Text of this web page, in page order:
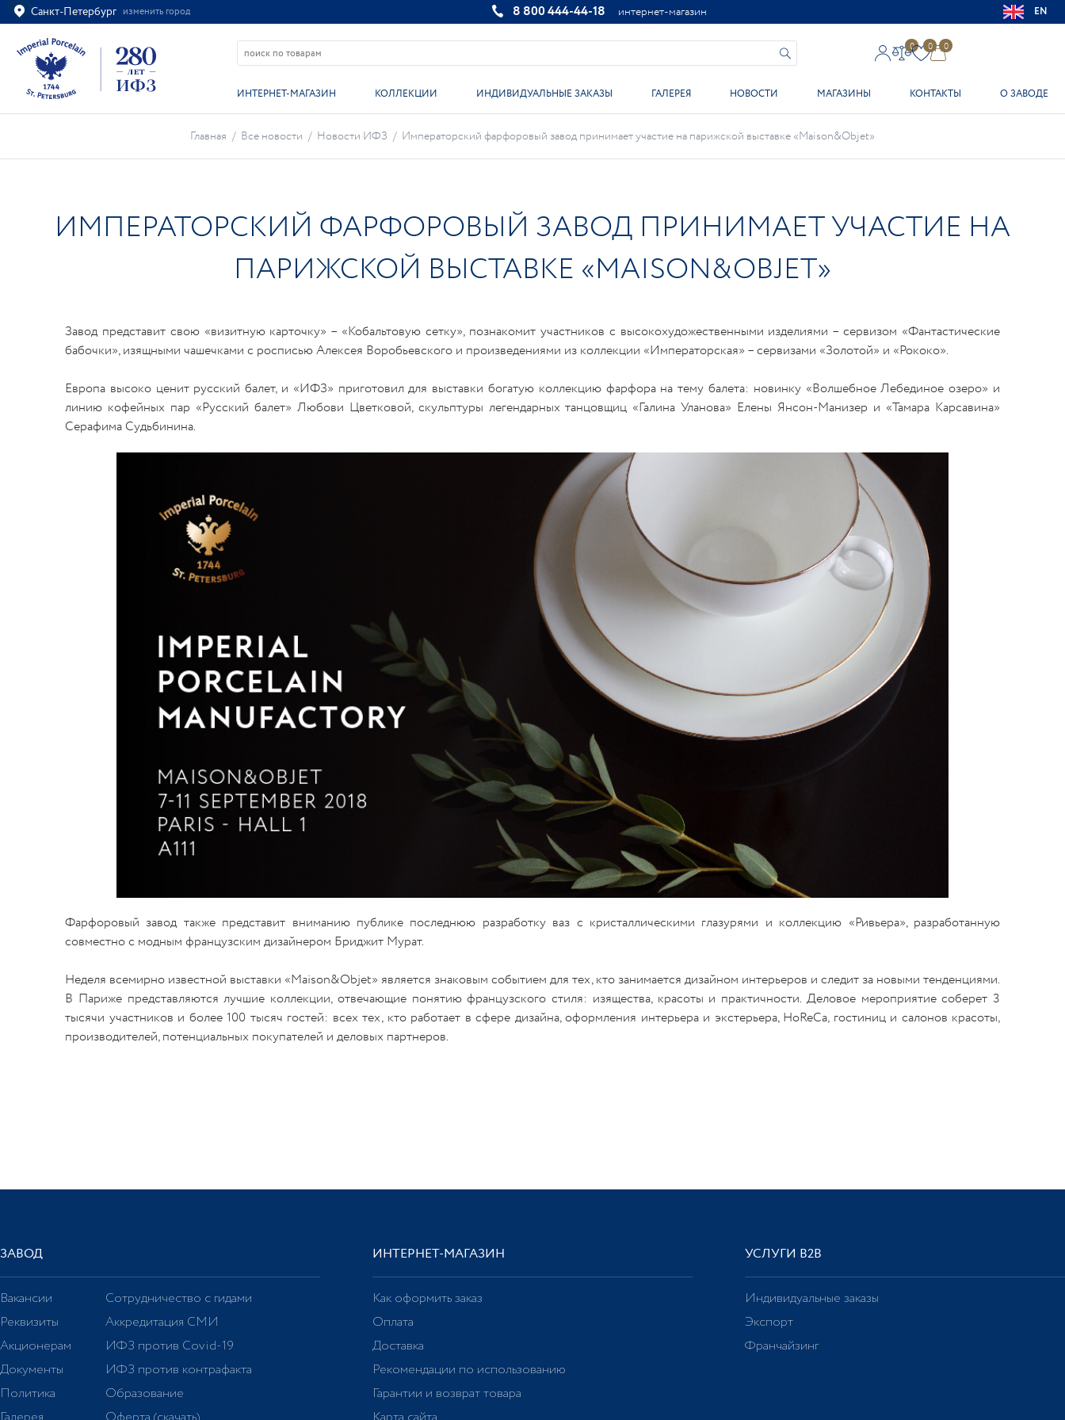
Санкт-Петербург изменить город
Ваш город Санкт-Петербург?
ВСЁ ВЕРНО ИЗМЕНИТЬ
8 800 444-44-18 интернет-магазин EN
0 0 0
ИНТЕРНЕТ-МАГАЗИН КОЛЛЕКЦИИ ИНДИВИДУАЛЬНЫЕ ЗАКАЗЫ ГАЛЕРЕЯ НОВОСТИ МАГАЗИНЫ КОНТАКТЫ О ЗАВОДЕ
Главная / Все новости / Новости ИФЗ / Императорский фарфоровый завод принимает участие на парижской выставке «Maison&Objet»
ИМПЕРАТОРСКИЙ ФАРФОРОВЫЙ ЗАВОД ПРИНИМАЕТ УЧАСТИЕ НА
ПАРИЖСКОЙ ВЫСТАВКЕ «MAISON&OBJET»
Завод представит свою «визитную карточку» – «Кобальтовую сетку», познакомит участников с высокохудожественными изделиями – сервизом «Фантастические
бабочки», изящными чашечками с росписью Алексея Воробьевского и произведениями из коллекции «Императорская» – сервизами «Золотой» и «Рококо».
Европа высоко ценит русский балет, и «ИФЗ» приготовил для выставки богатую коллекцию фарфора на тему балета: новинку «Волшебное Лебединое озеро» и
линию кофейных пар «Русский балет» Любови Цветковой, скульптуры легендарных танцовщиц «Галина Уланова» Елены Янсон-Манизер и «Тамара Карсавина»
Серафима Судьбинина.
Фарфоровый завод также представит вниманию публике последнюю разработку ваз с кристаллическими глазурями и коллекцию «Ривьера», разработанную
совместно с модным французским дизайнером Бриджит Мурат.
Неделя всемирно известной выставки «Maison&Objet» является знаковым событием для тех, кто занимается дизайном интерьеров и следит за новыми тенденциями.
В Париже представляются лучшие коллекции, отвечающие понятию французского стиля: изящества, красоты и практичности. Деловое мероприятие соберет 3
тысячи участников и более 100 тысяч гостей: всех тех, кто работает в сфере дизайна, оформления интерьера и экстерьера, HoReCa, гостиниц и салонов красоты,
производителей, потенциальных покупателей и деловых партнеров.
ЗАВОД
Вакансии
Реквизиты
Акционерам
Документы
Политика
Сотрудничество с гидами
Аккредитация СМИ
ИФЗ против Covid-19
ИФЗ против контрафакта
Образование
ИНТЕРНЕТ-МАГАЗИН
Как оформить заказ
Оплата
Доставка
Рекомендации по использованию
Гарантии и возврат товара
УСЛУГИ В2В
Индивидуальные заказы
Экспорт
Франчайзинг